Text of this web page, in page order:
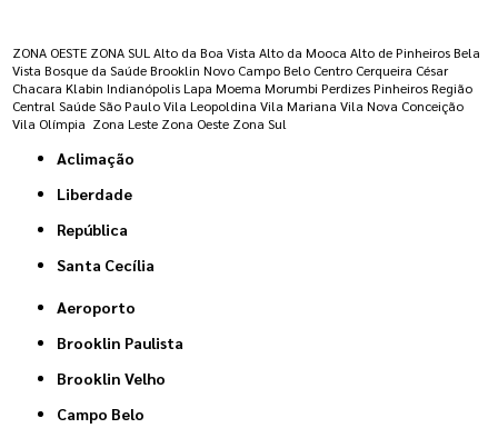
ZONA OESTE ZONA SUL Alto da Boa Vista Alto da Mooca Alto de Pinheiros Bela
Vista Bosque da Saúde Brooklin Novo Campo Belo Centro Cerqueira César
Chacara Klabin Indianópolis Lapa Moema Morumbi Perdizes Pinheiros Região
Central Saúde São Paulo Vila Leopoldina Vila Mariana Vila Nova Conceição
Vila Olímpia Zona Leste Zona Oeste Zona Sul
Aclimação
Liberdade
República
Santa Cecília
Aeroporto
Brooklin Paulista
Brooklin Velho
Campo Belo